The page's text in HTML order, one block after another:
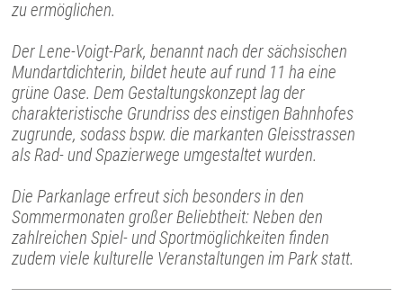
zu ermöglichen.
Der Lene-Voigt-Park, benannt nach der sächsischen
Mundartdichterin, bildet heute auf rund 11 ha eine
grüne Oase. Dem Gestaltungskonzept lag der
charakteristische Grundriss des einstigen Bahnhofes
zugrunde, sodass bspw. die markanten Gleisstrassen
als Rad- und Spazierwege umgestaltet wurden.
Die Parkanlage erfreut sich besonders in den
Sommermonaten großer Beliebtheit: Neben den
zahlreichen Spiel- und Sportmöglichkeiten finden
zudem viele kulturelle Veranstaltungen im Park statt.